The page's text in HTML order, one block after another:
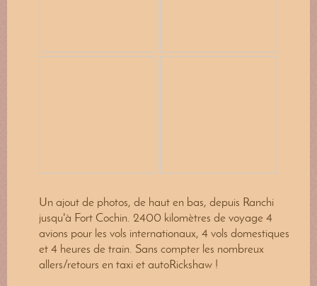
Un ajout de photos, de haut en bas, depuis Ranchi
jusqu'à Fort Cochin. 2400 kilomètres de voyage 4
avions pour les vols internationaux, 4 vols domestiques
et 4 heures de train. Sans compter les nombreux
allers/retours en taxi et autoRickshaw !